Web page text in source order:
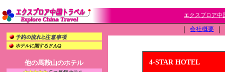
エクスプロア中
他の馬鞍山のホテル
会社概要
4-STAR HOTEL